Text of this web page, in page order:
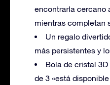
encontrarla cercano
mientras completan
Un regalo
más persistentes y
Bola de cristal
de 3 «está